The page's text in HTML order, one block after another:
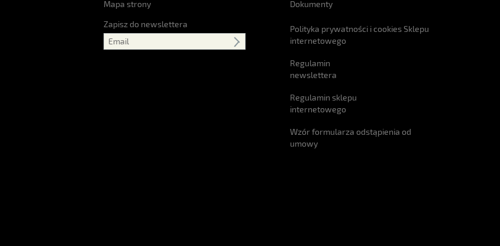
Mapa strony
Zapisz do newslettera
Dokumenty
Polityka prywatności i cookies Sklepu
internetowego
Regulamin
newslettera
Regulamin sklepu
internetowego
Wzór formularza odstąpienia od
umowy